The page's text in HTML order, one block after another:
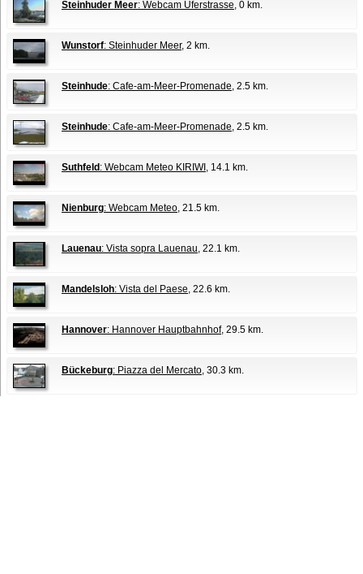
Steinhuder Meer: Webcam Uferstrasse, 0 km.
Wunstorf: Steinhuder Meer, 2 km.
Steinhude: Cafe-am-Meer-Promenade, 2.5 km.
Steinhude: Cafe-am-Meer-Promenade, 2.5 km.
Suthfeld : Webcam Meteo KIRIWI , 14.1 km.
Nienburg: Webcam Meteo, 21.5 km.
Lauenau: Vista sopra Lauenau, 22.1 km.
Mandelsloh: Vista del Paese, 22.6 km.
Hannover: Hannover Hauptbahnhof, 29.5 km.
Bückeburg: Piazza del Mercato, 30.3 km.